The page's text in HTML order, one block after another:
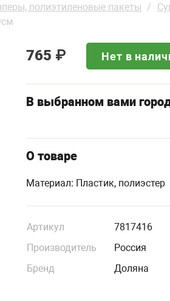
полиэтиленовые пакеты
765 ₽ Нет в
В выбранном вами
О товаре
Материал: Пластик, полиэстер
Артикул
7817416
Производитель
Россия
Бренд
Доляна